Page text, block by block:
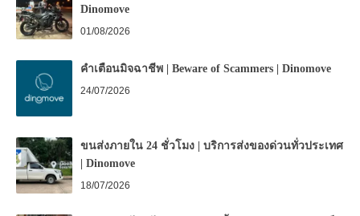
Dinomove
01/08/2026
คำเตือนมิจฉาชีพ | Beware of Scammers | Dinomove
24/07/2026
ขนส่งภายใน 24 ชั่วโมง | บริการส่งของด่วนทั่วประเทศ
| Dinomove
18/07/2026